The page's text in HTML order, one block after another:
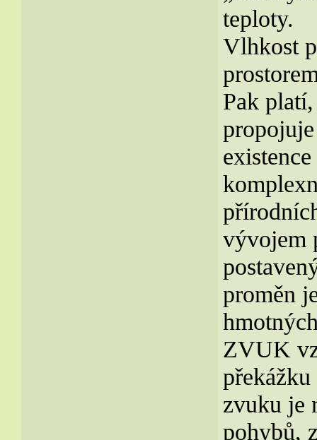
teploty.
Vlhkost
Pak
vývojem
proměn
ZVUK
zvuku je
pohybů,